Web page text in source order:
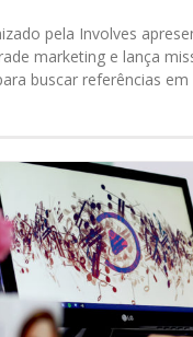
pela Involves
marketing e lança
buscar referências